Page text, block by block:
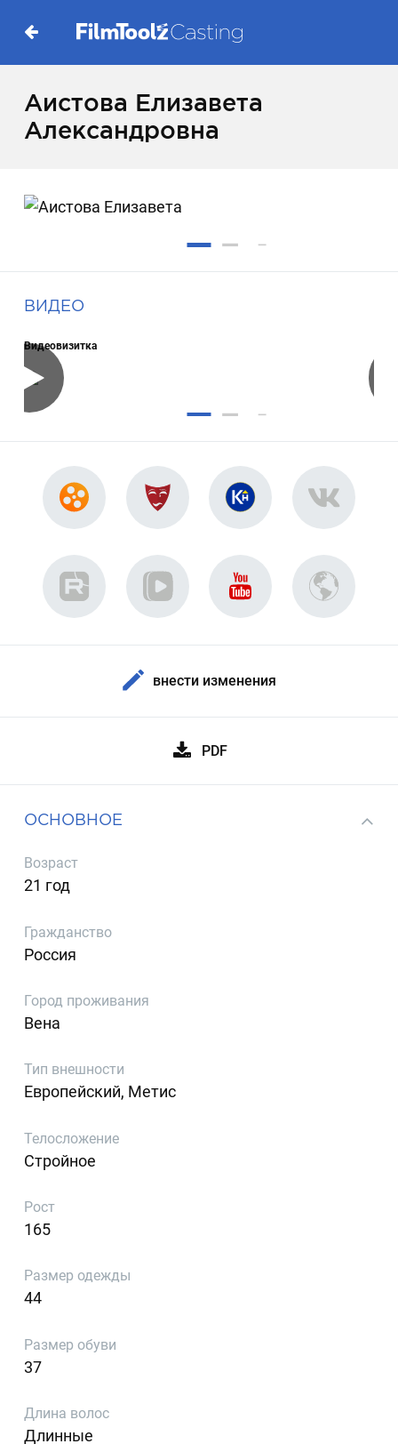
Аистова Елизавета
Александровна
ВИДЕО
Видеовизитка
внести изменения
PDF
ОСНОВНОЕ
Возраст
21 год
Гражданство
Россия
Город проживания
Вена
Тип внешности
Европейский, Метис
Телосложение
Стройное
Рост
165
Размер одежды
44
Размер обуви
37
Длина волос
Длинные